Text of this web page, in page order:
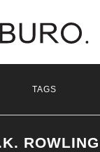
TAGS
ROWLING